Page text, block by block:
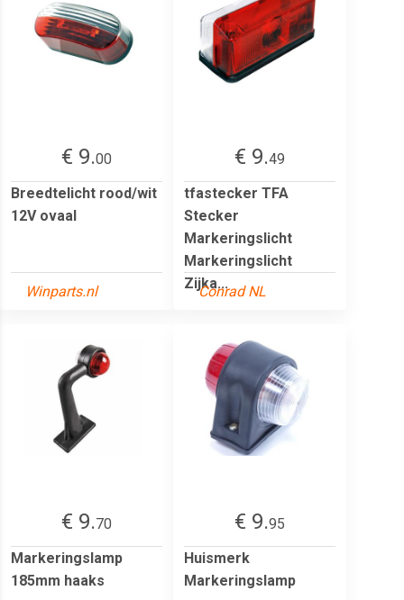
€ 9.00
Breedtelicht rood/wit
12V ovaal
Winparts.nl
€ 9.49
tfastecker TFA
Stecker
Markeringslicht
Markeringslicht
Zijka...
Conrad NL
€ 9.70
Markeringslamp
185mm haaks
€ 9.95
Huismerk
Markeringslamp